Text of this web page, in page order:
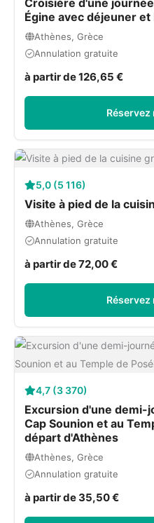
Croisière d'une
Égine avec déjeuner
Athènes, Grèce
Annulation gratuite
à partir de 126,65 €
5,0 (5 116)
Visite à pied de la
Athènes, Grèce
Annulation gratuite
à partir de 72,00 €
4,7 (3 370)
Excursion d'une demi-
Cap Sounion et au
départ d'Athènes
Athènes, Grèce
Annulation gratuite
à partir de 35,50 €